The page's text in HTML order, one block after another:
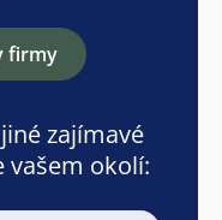
firmy
zajímavé
vašem okolí: